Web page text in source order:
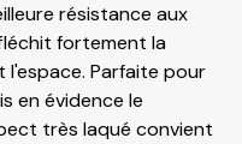
résistance aux
fortement la
l'espace. Parfaite pour
en évidence le
très laqué convient